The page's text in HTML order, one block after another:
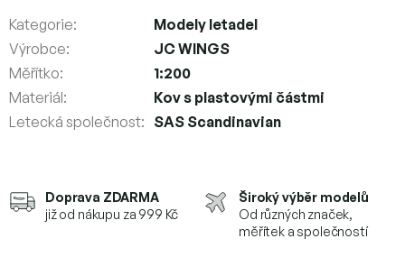
Doprava ZDARMA
již od nákupu za 999 Kč
Široký výběr modelů
Od různých značek,
měřítek a společností
Kategorie:
Modely letadel
Výrobce:
JC WINGS
Měřítko:
1:200
Materiál:
Kov s plastovými částmi
Letecká společnost: SAS Scandinavian